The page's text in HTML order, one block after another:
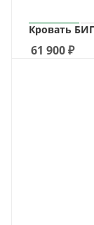
Кровать
61 900₽